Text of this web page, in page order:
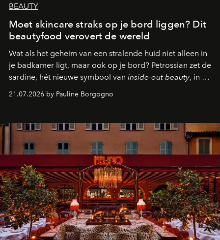
BEAUTY
Moet skincare straks op je bord liggen? Dit
beautyfood verovert de wereld
Wat als het geheim van een stralende huid niet alleen in
je badkamer ligt, maar ook op je bord? Petrossian zet de
sardine, hét nieuwe symbool van inside-out beauty, in de
kijker met twee gastronomische creaties.
21.07.2026 by Pauline Borgogno